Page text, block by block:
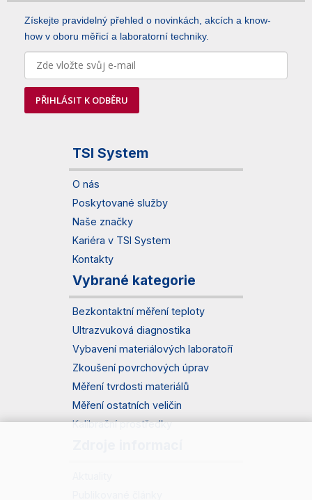
Získejte pravidelný přehled o novinkách, akcích a know-
how v oboru měřicí a laboratorní techniky.
PŘIHLÁSIT K ODBĚRU
TSI System
O nás
Poskytované služby
Naše značky
Kariéra v TSI System
Kontakty
Vybrané kategorie
Bezkontaktní měření teploty
Ultrazvuková diagnostika
Vybavení materiálových laboratoří
Zkoušení povrchových úprav
Měření tvrdosti materiálů
Měření ostatních veličin
Kalibrační prostředky